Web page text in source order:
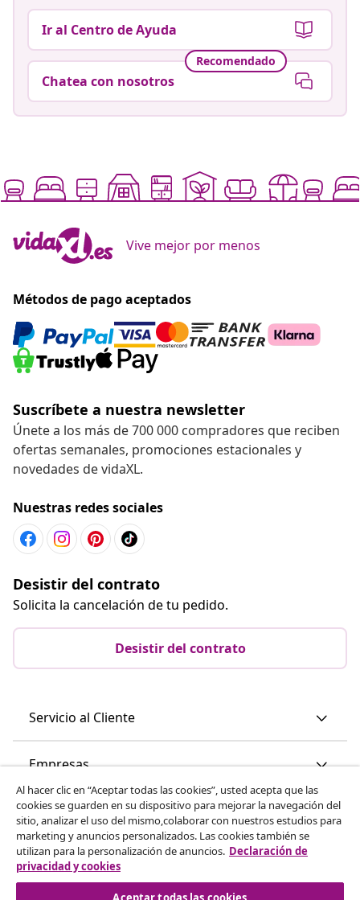
Ir al Centro de Ayuda
Recomendado
Chatea con nosotros
Vive mejor por menos
Métodos de pago aceptados
Suscríbete a nuestra newsletter
Únete a los más de 700 000 compradores que reciben
ofertas semanales, promociones estacionales y
novedades de vidaXL.
Nuestras redes sociales
Desistir del contrato
Solicita la cancelación de tu pedido.
Desistir del contrato
Servicio al Cliente
Empresas
vidaXL
Descubre mas
Al hacer clic en “Aceptar todas las cookies”, usted acepta que las
cookies se guarden en su dispositivo para mejorar la navegación del
sitio, analizar el uso del mismo,colaborar con nuestros estudios para
marketing y anuncios personalizados. Las cookies también se
utilizan para la personalización de anuncios. Declaración de
privacidad y cookies